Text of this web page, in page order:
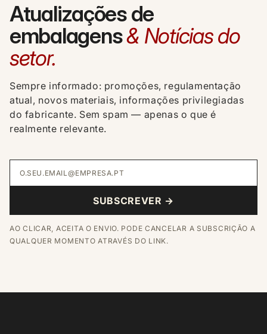
Atualizações de
embalagens& Notícias do
setor.
Sempre informado: promoções, regulamentação
atual, novos materiais, informações privilegiadas
do fabricante. Sem spam — apenas o que é
realmente relevante.
SUBSCREVER →
AO CLICAR, ACEITA O ENVIO. PODE CANCELAR A SUBSCRIÇÃO A
QUALQUER MOMENTO ATRAVÉS DO LINK.